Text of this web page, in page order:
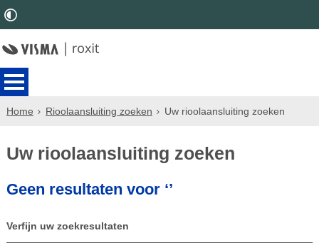
Home Rioolaansluiting zoeken Uw rioolaansluiting zoeken
Uw rioolaansluiting zoeken
Geen resultaten voor ‘’
Verfijn uw zoekresultaten